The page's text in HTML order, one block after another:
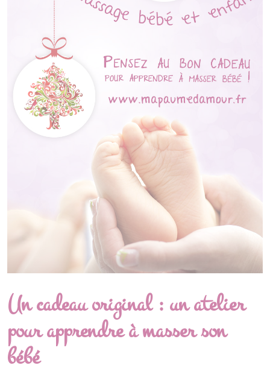
Un cadeau original : un atelier
pour apprendre à masser son
bébé